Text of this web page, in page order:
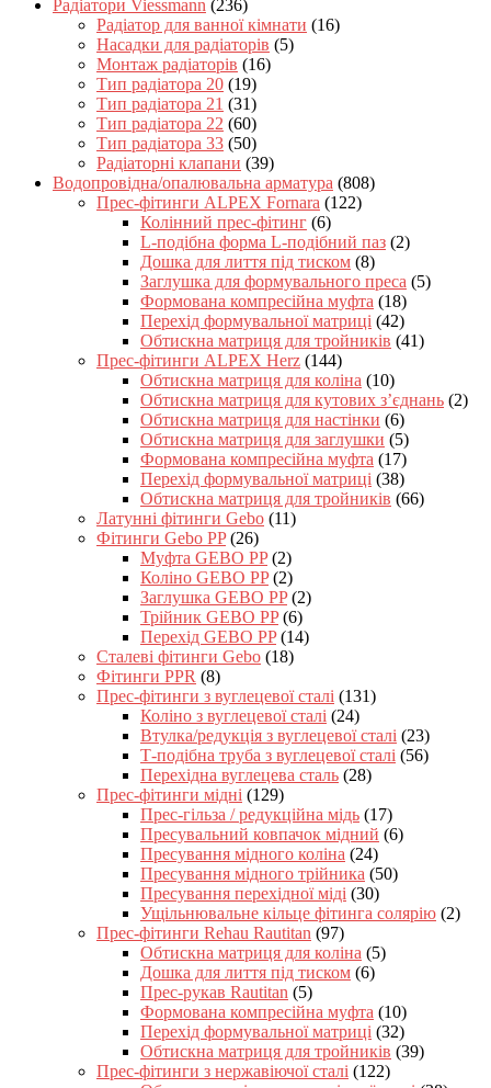
Радіатори Viessmann (236)
Радіатор для ванної кімнати (16)
Насадки для радіаторів (5)
Монтаж радіаторів (16)
Тип радіатора 20 (19)
Тип радіатора 21 (31)
Тип радіатора 22 (60)
Тип радіатора 33 (50)
Радіаторні клапани (39)
Водопровідна/опалювальна арматура (808)
Прес-фітинги ALPEX Fornara (122)
Колінний прес-фітинг (6)
L-подібна форма L-подібний паз (2)
Дошка для лиття під тиском (8)
Заглушка для формувального преса (5)
Формована компресійна муфта (18)
Перехід формувальної матриці (42)
Обтискна матриця для тройників (41)
Прес-фітинги ALPEX Herz (144)
Обтискна матриця для коліна (10)
Обтискна матриця для кутових з’єднань (2)
Обтискна матриця для настінки (6)
Обтискна матриця для заглушки (5)
Формована компресійна муфта (17)
Перехід формувальної матриці (38)
Обтискна матриця для тройників (66)
Латунні фітинги Gebo (11)
Фітинги Gebo PP (26)
Муфта GEBO PP (2)
Коліно GEBO PP (2)
Заглушка GEBO PP (2)
Трійник GEBO PP (6)
Перехід GEBO PP (14)
Сталеві фітинги Gebo (18)
Фітинги PPR (8)
Прес-фітинги з вуглецевої сталі (131)
Коліно з вуглецевої сталі (24)
Втулка/редукція з вуглецевої сталі (23)
Т-подібна труба з вуглецевої сталі (56)
Перехідна вуглецева сталь (28)
Прес-фітинги мідні (129)
Прес-гільза / редукційна мідь (17)
Пресувальний ковпачок мідний (6)
Пресування мідного коліна (24)
Пресування мідного трійника (50)
Пресування перехідної міді (30)
Ущільнювальне кільце фітинга солярію (2)
Прес-фітинги Rehau Rautitan (97)
Обтискна матриця для коліна (5)
Дошка для лиття під тиском (6)
Прес-рукав Rautitan (5)
Формована компресійна муфта (10)
Перехід формувальної матриці (32)
Обтискна матриця для тройників (39)
Прес-фітинги з нержавіючої сталі (122)